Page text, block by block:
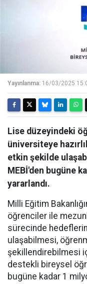
Yayınlanma: 16/03/2025
Lise düzeyindeki
üniversiteye
etkin şekilde
MEBİ'den bugüne
yararlandı.
Milli Eğitim
öğrenciler ile
sürecinde
ulaşabilmesi,
şekillendirebilmesi
destekli bireysel
bugüne kadar 1